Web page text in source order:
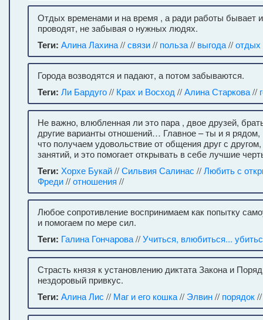
Отдых временами и на время , а ради работы бывает
проводят, не забывая о нужных людях.
Теги: Алина Лахина//связи// польза// выгода//отдых
Города возводятся и падают, а потом забываются.
Теги: Ли Бардуго// Крах и Восход //Алина Старкова//
Не важно, влюбленная ли это пара , двое друзей,
другие варианты отношений… Главное – ты и я рядом,
что получаем удовольствие от общения друг с
занятий, и это помогает открывать в себе лучшие
Теги: Хорхе Букай//Сильвия Салинас //Любить с
Фреди//отношения //
Любое сопротивление воспринимаем как попытку
и помогаем по мере сил.
Теги: Галина Гончарова//Учиться, влюбиться...
Страсть князя к установлению диктата Закона и
нездоровый привкус.
Теги: Алина Лис // Маг и его кошка// Элвин// порядок